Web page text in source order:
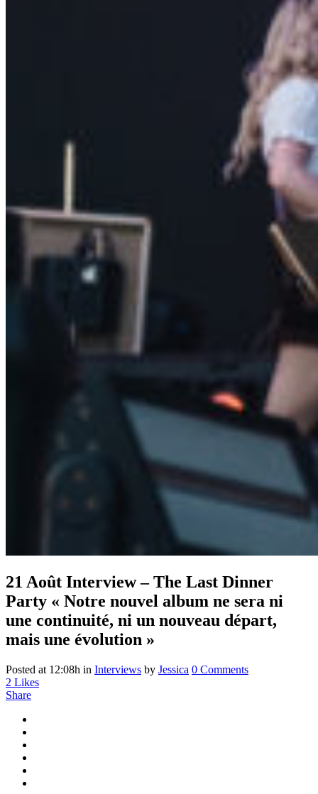
21 Août Interview – The Last Dinner
Party « Notre nouvel album ne sera ni
une continuité, ni un nouveau départ,
mais une évolution »
Posted at 12:08h in Interviews by Jessica 0 Comments
2 Likes
Share